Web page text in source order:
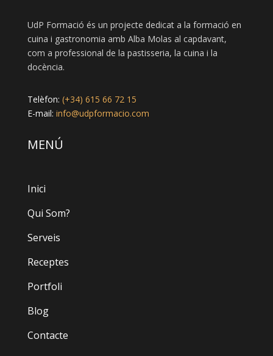
UdP Formació és un projecte dedicat a la formació en
cuina i gastronomia amb Alba Molas al capdavant,
com a professional de la pastisseria, la cuina i la
docència.
Telèfon: (+34) 615 66 72 15
E-mail: info@udpformacio.com
MENÚ
Inici
Qui Som?
Serveis
Receptes
Portfoli
Blog
Contacte